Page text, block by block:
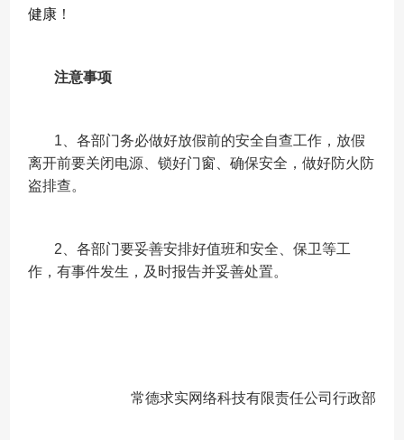
健康 ！
注意事项
1、各部门务必做好放假前的安全自查工作，放假
离开前要关闭电源、锁好门窗、确保安全，做好防火防
盗排查。
2、各部门要妥善安排好值班和安全、保卫等工
作，有事件发生，及时报告并妥善处置。
常德求实网络科技有限责任公司行政部